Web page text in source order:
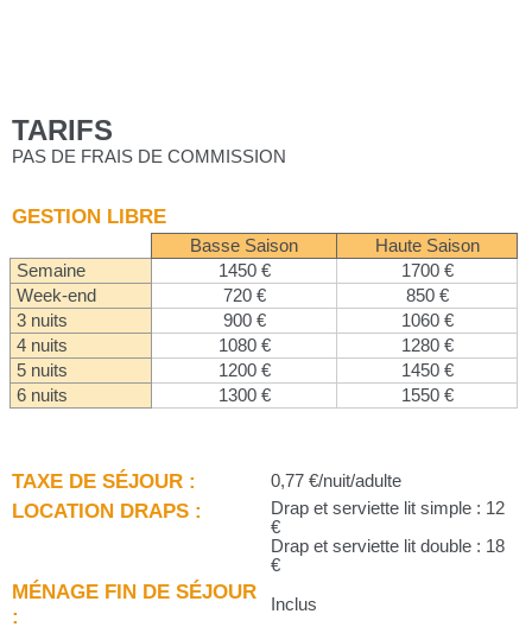
TARIFS
PAS DE FRAIS DE COMMISSION
GESTION LIBRE
Basse Saison
Haute Saison
Semaine
1450 €
1700 €
Week-end
720 €
850 €
3 nuits
900 €
1060 €
4 nuits
1080 €
1280 €
5 nuits
1200 €
1450 €
6 nuits
1300 € 1550 €
TAXE DE SÉJOUR : 0,77 €/nuit/adulte
LOCATION DRAPS :
Drap et serviette lit simple : 12
€
Drap et serviette lit double : 18
€
MÉNAGE FIN DE SÉJOUR
:
Inclus